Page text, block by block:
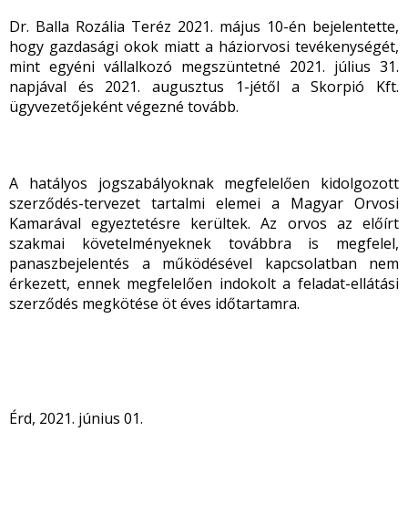
Dr. Balla Rozália Teréz 2021. május 10-én bejelentette,
hogy gazdasági okok miatt a háziorvosi tevékenységét,
mint egyéni vállalkozó megszüntetné 2021. július 31.
napjával és 2021. augusztus 1-jétől a Skorpió Kft.
ügyvezetőjeként végezné tovább.
A hatályos jogszabályoknak megfelelően kidolgozott
szerződés-tervezet tartalmi elemei a Magyar Orvosi
Kamarával egyeztetésre kerültek. Az orvos az előírt
szakmai követelményeknek továbbra is megfelel,
panaszbejelentés a működésével kapcsolatban nem
érkezett, ennek megfelelően indokolt a feladat-ellátási
szerződés megkötése öt éves időtartamra.
Érd, 2021. június 01.